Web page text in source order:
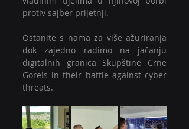
protiv sajber prijetnji.
Ostanite s nama za više ažuriranja
dok zajedno radimo na jačanju
digitalnih granica Skupštine Crne
Gore!s in their battle against cyber
threats.